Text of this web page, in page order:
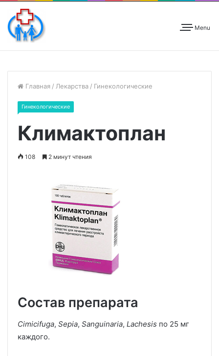
Menu
Главная / Лекарства / Гинекологические
Гинекологические
Климактоплан
108 2 минут чтения
Состав препарата
Cimicifuga, Sepia, Sanguinaria, Lachesis по 25 мг
каждого.